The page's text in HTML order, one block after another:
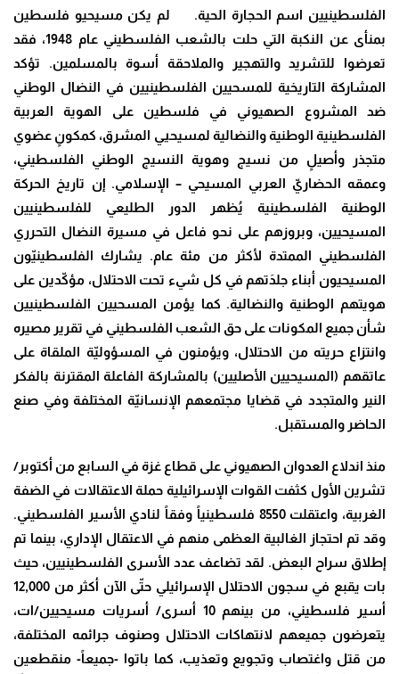
الفلسطينيين اسم الحجارة الحية. لم يكن مسيحيو فلسطين
بمنأى عن النكبة التي حلت بالشعب الفلسطيني عام 1948، فقد
تعرضوا للتشريد والتهجير والملاحقة أسوة بالمسلمين. تؤكد
المشاركة التاريخية للمسحيين الفلسطينيين في النضال الوطني
ضد المشروع الصهيوني في فلسطين على الهوية العربية
الفلسطينية الوطنية والنضالية لمسيحيي المشرق، كمكونٍ عضوي
متجذر وأصيلٍ من نسيج وهوية النسيج الوطني الفلسطيني،
وعمقه الحضاريّ العربي المسيحي – الإسلامي. إن تاريخ الحركة
الوطنية الفلسطينية يُظهر الدور الطليعي للفلسطينيين
المسيحيين، وبروزهم على نحو فاعل في مسيرة النضال التحرري
الفلسطيني الممتدة لأكثر من مئة عام. يشارك الفلسطينيّون
المسيحيون أبناء جلدَتهم في كل شيء تحت الاحتلال، مؤكّدين على
هويتهم الوطنية والنضالية. كما يؤمن المسحيين الفلسطينيين
شأن جميع المكونات على حق الشعب الفلسطيني في تقرير مصيره
وانتزاع حريته من الاحتلال، ويؤمنون في المسؤوليّة الملقاة على
عاتقهم (المسيحيين الأصليين) بالمشاركة الفاعلة المقترنة بالفكر
النير والمتجدد في قضايا مجتمعهم الإنسانيّة المختلفة وفي صنع
الحاضر والمستقبل.
منذ اندلاع العدوان الصهيوني على قطاع غزة في السابع من أكتوبر/
تشرين الأول كثفت القوات الإسرائيلية حملة الاعتقالات في الضفة
الغربية، واعتقلت 8550 فلسطينياً وفقاً لنادي الأسير الفلسطيني.
وقد تم احتجاز الغالبية العظمى منهم في الاعتقال الإداري، بينما تم
إطلاق سراح البعض. لقد تضاعف عدد الأسرى الفلسطينيين، حيث
بات يقبع في سجون الاحتلال الإسرائيلي حتّى الآن أكثر من 12,000
أسير فلسطيني، من بينهم 10 أسرى/ أسريات مسيحيين/ات،
يتعرضون جميعهم لانتهاكات الاحتلال وصنوف جرائمه المختلفة،
من قتل واغتصاب وتجويع وتعذيب، كما باتوا -جميعاً- منقطعين